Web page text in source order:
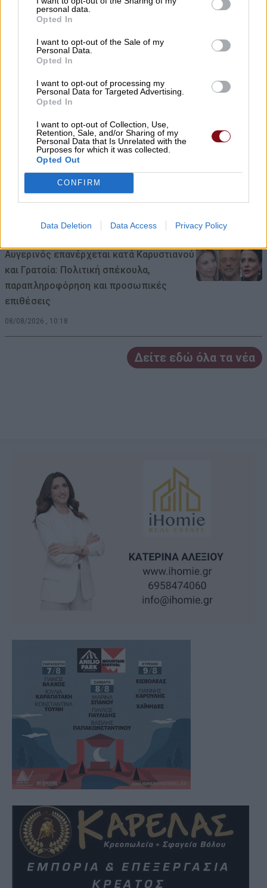
personal data.
Opted In
I want to opt-out of the Sale of my
Personal Data.
Opted In
I want to opt-out of processing my
Personal Data for Targeted Advertising.
Opted In
I want to opt-out of Collection, Use,
Retention, Sale, and/or Sharing of my
Personal Data that Is Unrelated with the
Purposes for which it was collected.
Opted Out
CONFIRM
Data Deletion Data Access Privacy Policy
γίνεται πράξη. Εξασφαλίστηκε η
χρηματοδότηση 1,2 εκατ. € για το
Δημοτικό Κτίριο Συκουρίου»
08/08/2026 , 10:53
ΣΥΦΩΕΛ: Χάθηκαν 153,74 εκατ. € για τις
μπαταρίες – Μεγάλη απώλεια για τις
μικρές επιχειρήσεις
08/08/2026 , 10:38
Κρούσμα λοίμωξης από τον ιό του Δυτ.
Νείλου στους Γόννους – Θα γίνει
ψεκασμός το βράδυ της Δευτέρας
08/08/2026 , 10:18
Αυγερινός επανέρχεται κατά Καρυστιανού
και Γρατσία: Πολιτική σπέκουλα,
παραπληροφόρηση και προσωπικές
επιθέσεις
08/08/2026 , 10:18
Δείτε εδώ όλα τα νέα